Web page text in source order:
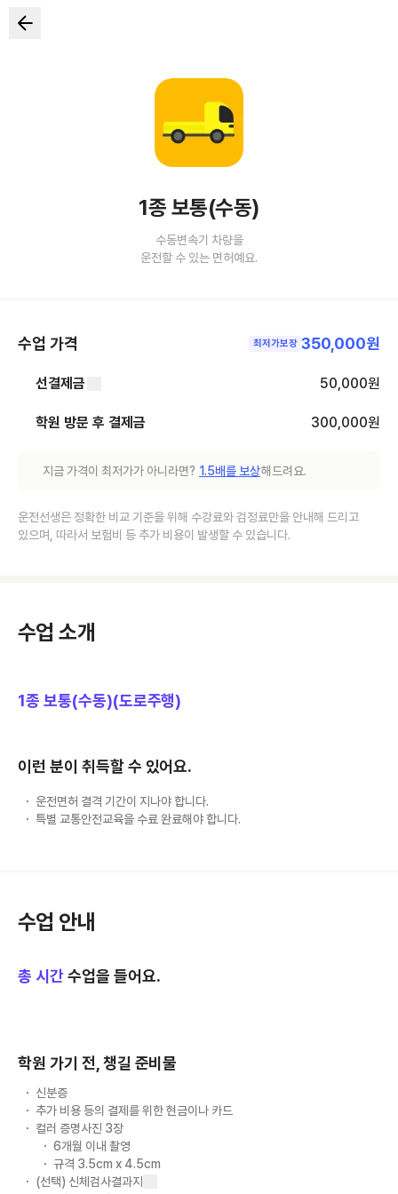
1종 보통(수동)
수동변속기 차량을
운전할 수 있는 면허예요.
수업 가격 최저가보장 350,000원
선결제금 50,000원
학원 방문 후 결제금 300,000원
지금 가격이 최저가가 아니라면? 1.5배를 보상해드려요.
운전선생은 정확한 비교 기준을 위해 수강료와 검정료만을 안내해 드리고
있으며, 따라서 보험비 등 추가 비용이 발생할 수 있습니다.
수업 소개
1종 보통(수동)(도로주행)
이런 분이 취득할 수 있어요.
운전면허 결격 기간이 지나야 합니다.
특별 교통안전교육을 수료 완료해야 합니다.
수업 안내
총 시간수업을 들어요.
학원 가기 전, 챙길 준비물
신분증
추가 비용 등의 결제를 위한 현금이나 카드
컬러 증명사진 3장
6개월 이내 촬영
규격 3.5cm x 4.5cm
(선택) 신체검사결과지